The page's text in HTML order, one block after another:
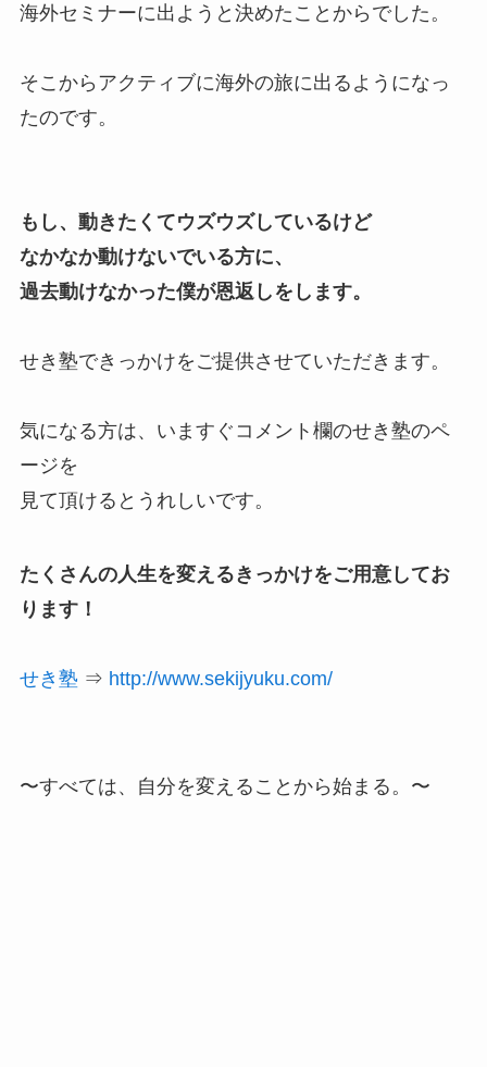
海外セミナーに出ようと決めたことからでした。
そこからアクティブに海外の旅に出るようになっ
たのです。
もし、動きたくてウズウズしているけど
なかなか動けないでいる方に、
過去動けなかった僕が恩返しをします。
せき塾できっかけをご提供させていただきます。
気になる方は、いますぐコメント欄のせき塾のペ
ージを
見て頂けるとうれしいです。
たくさんの人生を変えるきっかけをご用意してお
ります！
せき塾 ⇒ http://www.sekijyuku.com/
〜すべては、自分を変えることから始まる。〜